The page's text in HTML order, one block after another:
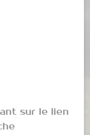
sur le lien